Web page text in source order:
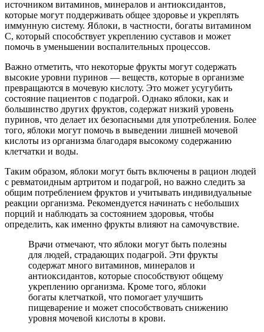
источником витаминов, минералов и антиоксидантов,
которые могут поддерживать общее здоровье и укреплять
иммунную систему. Яблоки, в частности, богаты витамином
C, который способствует укреплению суставов и может
помочь в уменьшении воспалительных процессов.
Важно отметить, что некоторые фрукты могут содержать
высокие уровни пуринов — веществ, которые в организме
превращаются в мочевую кислоту. Это может усугубить
состояние пациентов с подагрой. Однако яблоки, как и
большинство других фруктов, содержат низкий уровень
пуринов, что делает их безопасными для употребления. Более
того, яблоки могут помочь в выведении лишней мочевой
кислоты из организма благодаря высокому содержанию
клетчатки и воды.
Таким образом, яблоки могут быть включены в рацион людей
с ревматоидным артритом и подагрой, но важно следить за
общим потреблением фруктов и учитывать индивидуальные
реакции организма. Рекомендуется начинать с небольших
порций и наблюдать за состоянием здоровья, чтобы
определить, как именно фрукты влияют на самочувствие.
Врачи отмечают, что яблоки могут быть полезны
для людей, страдающих подагрой. Эти фрукты
содержат много витаминов, минералов и
антиоксидантов, которые способствуют общему
укреплению организма. Кроме того, яблоки
богаты клетчаткой, что помогает улучшить
пищеварение и может способствовать снижению
уровня мочевой кислоты в крови.